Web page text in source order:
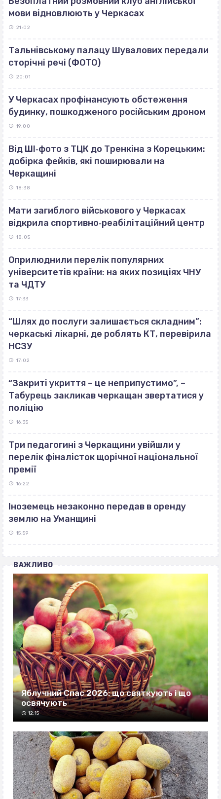
мови відновлюють у Черкасах
21:02
Тальнівському палацу Шувалових передали
сторічні речі (ФОТО)
20:01
У Черкасах профінансують обстеження
будинку, пошкодженого російським дроном
19:00
Від ШІ‐фото з ТЦК до Тренкіна з Корецьким:
добірка фейків, які поширювали на
Черкащині
18:38
Мати загиблого військового у Черкасах
відкрила спортивно‐реабілітаційний центр
18:05
Оприлюднили перелік популярних
університетів країни: на яких позиціях ЧНУ
та ЧДТУ
17:33
“Шлях до послуги залишається складним”:
черкаські лікарні, де роблять КТ, перевірила
НСЗУ
17:02
“Закриті укриття – це неприпустимо”, –
Табурець закликав черкащан звертатися у
поліцію
16:35
Три педагогині з Черкащини увійшли у
перелік фіналісток щорічної національної
премії
16:22
Іноземець незаконно передав в оренду
землю на Уманщині
15:59
ВАЖЛИВО
Яблучний Спас 2026: що святкують і що
освячують
12:15